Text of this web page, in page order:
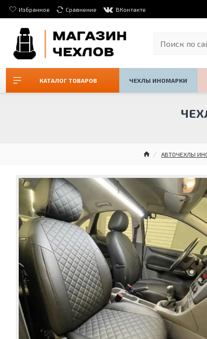
Избранное Сравнение ВКонтакте
КАТАЛОГ ТОВАРОВ ЧЕХЛЫ ИНОМАРКИ
АВТОЧЕХЛЫ